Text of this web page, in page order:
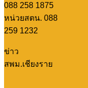
088 258 1875
หน่วยสตน. 088
259 1232
ข่าว
สพม.เชียงราย